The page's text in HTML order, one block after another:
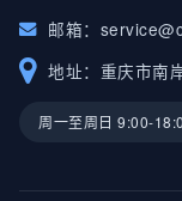
邮箱：
地址：重庆市南
周一至周日 9:00-